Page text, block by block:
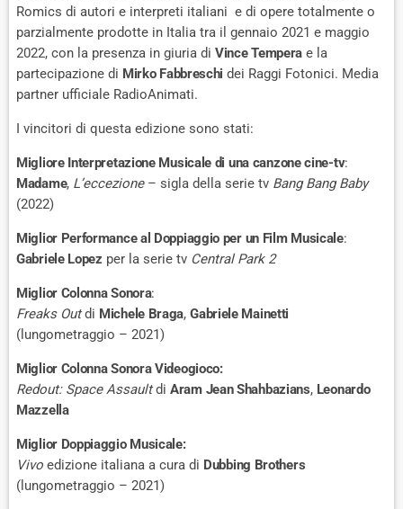
Romics di autori e interpreti italiani e di opere totalmente o
parzialmente prodotte in Italia tra il gennaio 2021 e maggio
2022, con la presenza in giuria di Vince Tempera e la
partecipazione di Mirko Fabbreschi dei Raggi Fotonici. Media
partner ufficiale RadioAnimati.
I vincitori di questa edizione sono stati:
Migliore Interpretazione Musicale di una canzone cine-tv:
Madame, L’eccezione– sigla della serie tv Bang Bang Baby
(2022)
Miglior Performance al Doppiaggio per un Film Musicale:
Gabriele Lopez per la serie tv Central Park 2
Miglior Colonna Sonora:
Freaks Outdi Michele Braga,Gabriele Mainetti
(lungometraggio – 2021)
Miglior Colonna Sonora Videogioco:
Redout: Space Assaultdi Aram Jean Shahbazians, Leonardo
Mazzella
Miglior Doppiaggio Musicale:
Vivo edizione italiana a cura di Dubbing Brothers
(lungometraggio – 2021)